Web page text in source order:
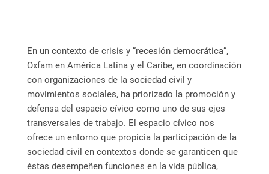
En un contexto de crisis y “recesión democrática”,
Oxfam en América Latina y el Caribe, en coordinación
con organizaciones de la sociedad civil y
movimientos sociales, ha priorizado la promoción y
defensa del espacio cívico como uno de sus ejes
transversales de trabajo. El espacio cívico nos
ofrece un entorno que propicia la participación de la
sociedad civil en contextos donde se garanticen que
éstas desempeñen funciones en la vida pública,